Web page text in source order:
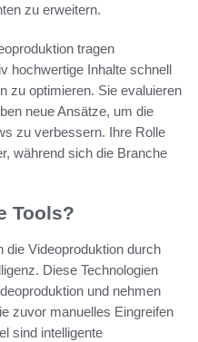
zu erweitern.
tragen
hochwertige Inhalte schnell
zu optimieren. Sie evaluieren
neue Ansätze, um die
zu verbessern. Ihre Rolle
während sich die Branche
Tools?
die Videoproduktion durch
Diese Technologien
und nehmen
zuvor manuelles Eingreifen
sind intelligente